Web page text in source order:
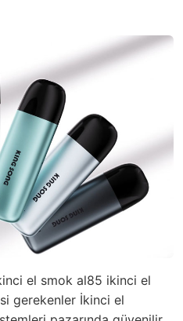
el smok al85 ikinci el
gerekenler İkinci el